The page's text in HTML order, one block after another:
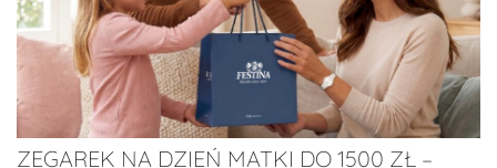
ZEGAREK NA DZIEŃ MATKI DO 1500 ZŁ –